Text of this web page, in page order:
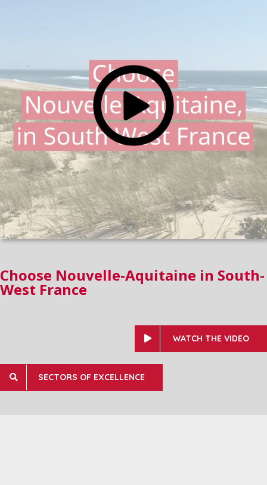
Choose Nouvelle-Aquitaine in South-
West France
WATCH THE VIDEO
SECTORS OF EXCELLENCE